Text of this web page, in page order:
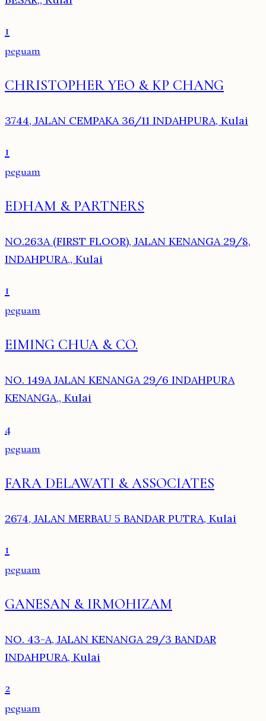
1
peguam
CHRISTOPHER YEO & KP CHANG
3744, JALAN CEMPAKA 36/11 INDAHPURA, Kulai
1
peguam
EDHAM & PARTNERS
NO.263A (FIRST FLOOR), JALAN KENANGA 29/8,
INDAHPURA,, Kulai
1
peguam
EIMING CHUA & CO.
NO. 149A JALAN KENANGA 29/6 INDAHPURA
KENANGA,, Kulai
4
peguam
FARA DELAWATI & ASSOCIATES
2674, JALAN MERBAU 5 BANDAR PUTRA, Kulai
1
peguam
GANESAN & IRMOHIZAM
NO. 43-A, JALAN KENANGA 29/3 BANDAR
INDAHPURA, Kulai
2
peguam